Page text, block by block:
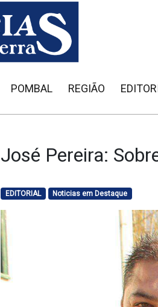
POMBAL REGIÃO
José Pereira:
EDITORIAL Noticias em Destaque